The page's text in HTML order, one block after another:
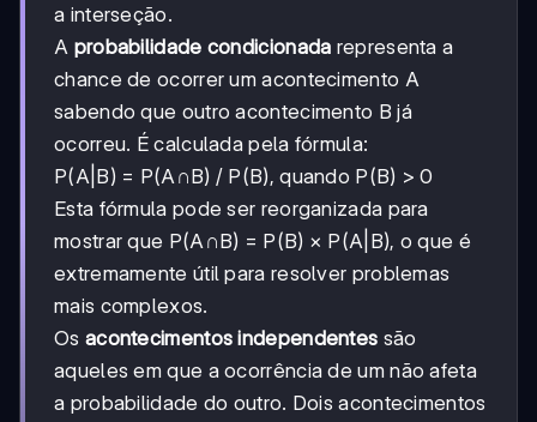
a interseção.
A probabilidade condicionada representa a
chance de ocorrer um acontecimento A
sabendo que outro acontecimento B já
ocorreu. É calculada pela fórmula:
P(A|B) = P(A∩B) / P(B), quando P(B) > 0
Esta fórmula pode ser reorganizada para
mostrar que P(A∩B) = P(B) × P(A|B), o que é
extremamente útil para resolver problemas
mais complexos.
Os acontecimentos independentes são
aqueles em que a ocorrência de um não afeta
a probabilidade do outro. Dois acontecimentos